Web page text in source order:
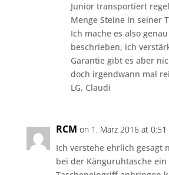
Junior transportiert
Menge Steine in seiner
Ich mache es also
beschrieben, ich
Garantie gibt es aber
doch irgendwann mal
LG, Claudi
RCM on 1. März 2016 at 0:51
Ich verstehe ehrlich gesagt
bei der Känguruhtasche